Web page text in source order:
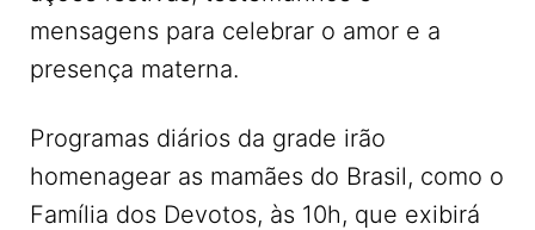
mensagens para celebrar o amor e a
presença materna.
Programas diários da grade irão
homenagear as mamães do Brasil, como o
Família dos Devotos, às 10h, que exibirá